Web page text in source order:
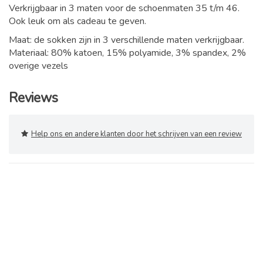
Verkrijgbaar in 3 maten voor de schoenmaten 35 t/m 46.
Ook leuk om als cadeau te geven.
Maat: de sokken zijn in 3 verschillende maten verkrijgbaar.
Materiaal: 80% katoen, 15% polyamide, 3% spandex, 2%
overige vezels
Reviews
Help ons en andere klanten door het schrijven van een review